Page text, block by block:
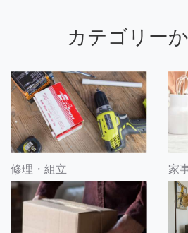
カテゴリー
修理・組立 家